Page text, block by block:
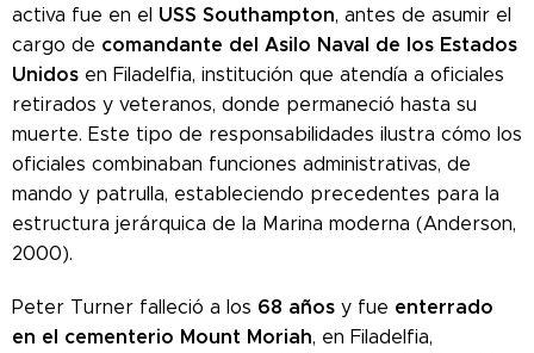
activa fue en el USS Southampton, antes de asumir el
cargo de comandante del Asilo Naval de los Estados
Unidos en Filadelfia, institución que atendía a oficiales
retirados y veteranos, donde permaneció hasta su
muerte. Este tipo de responsabilidades ilustra cómo los
oficiales combinaban funciones administrativas, de
mando y patrulla, estableciendo precedentes para la
estructura jerárquica de la Marina moderna (Anderson,
2000).
Peter Turner falleció a los 68 años y fue enterrado
en el cementerio Mount Moriah, en Filadelfia,